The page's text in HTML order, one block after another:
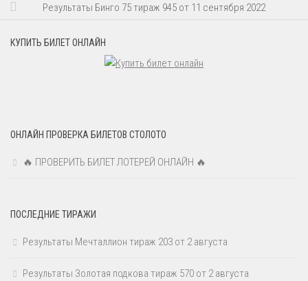
Результаты Бинго 75 тираж 945 от 11 сентября 2022
КУПИТЬ БИЛЕТ ОНЛАЙН
ОНЛАЙН ПРОВЕРКА БИЛЕТОВ СТОЛОТО
🔥 ПРОВЕРИТЬ БИЛЕТ ЛОТЕРЕЙ ОНЛАЙН 🔥
ПОСЛЕДНИЕ ТИРАЖИ
Результаты Мечталлион тираж 203 от 2 августа
Результаты Золотая подкова тираж 570 от 2 августа